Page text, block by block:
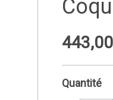
443,00
Quantité